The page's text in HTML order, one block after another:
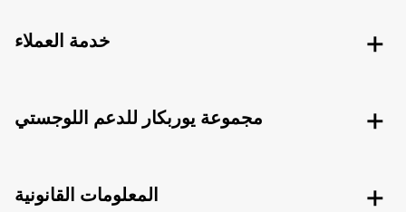
خدمة العملاء
مجموعة يوربكار للدعم اللوجستي
المعلومات القانونية